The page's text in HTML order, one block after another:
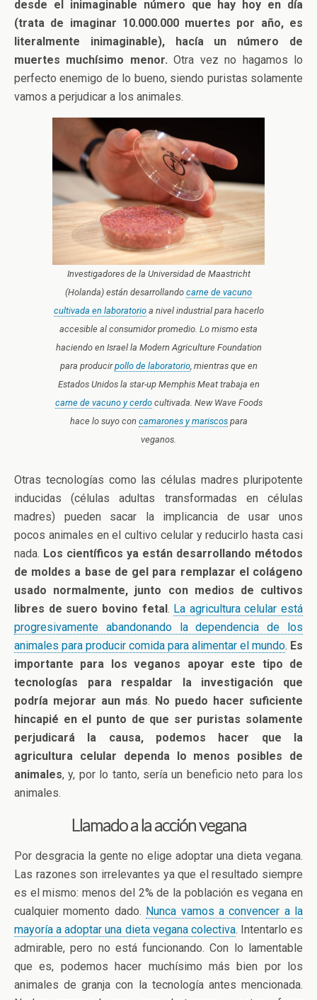
desde el inimaginable número que hay hoy en día
(trata de imaginar 10.000.000 muertes por año, es
literalmente inimaginable), hacía un número de
muertes muchísimo menor. Otra vez no hagamos lo
perfecto enemigo de lo bueno, siendo puristas solamente
vamos a perjudicar a los animales.
Investigadores de la Universidad de Maastricht
(Holanda) están desarrollando carne de vacuno
cultivada en laboratorioa nivel industrial para hacerlo
accesible al consumidor promedio. Lo mismo esta
haciendo en Israel la Modern Agriculture Foundation
para producirpollo de laboratorio, mientras que en
Estados Unidos la star-up Memphis Meat trabaja en
carne de vacuno y cerdocultivada. New Wave Foods
hace lo suyo con camarones y mariscospara
veganos.
Otras tecnologías como las células madres pluripotente
inducidas (células adultas transformadas en células
madres) pueden sacar la implicancia de usar unos
pocos animales en el cultivo celular y reducirlo hasta casi
nada. Los científicos ya están desarrollando métodos
de moldes a base de gel para remplazar el colágeno
usado normalmente, junto con medios de cultivos
libres de suero bovino fetal. La agricultura celular está
progresivamente abandonando la dependencia de los
animales para producir comida para alimentar el mundo. Es
importante para los veganos apoyar este tipo de
tecnologías para respaldar la investigación que
podría mejorar aun más. No puedo hacer suficiente
hincapié en el punto de que ser puristas solamente
perjudicará la causa, podemos hacer que la
agricultura celular dependa lo menos posibles de
animales, y, por lo tanto, sería un beneficio neto para los
animales.
Llamado a la acción vegana
Por desgracia la gente no elige adoptar una dieta vegana.
Las razones son irrelevantes ya que el resultado siempre
es el mismo: menos del 2% de la población es vegana en
cualquier momento dado. Nunca vamos a convencer a la
mayoría a adoptar una dieta vegana colectiva. Intentarlo es
admirable, pero no está funcionando. Con lo lamentable
que es, podemos hacer muchísimo más bien por los
animales de granja con la tecnología antes mencionada.